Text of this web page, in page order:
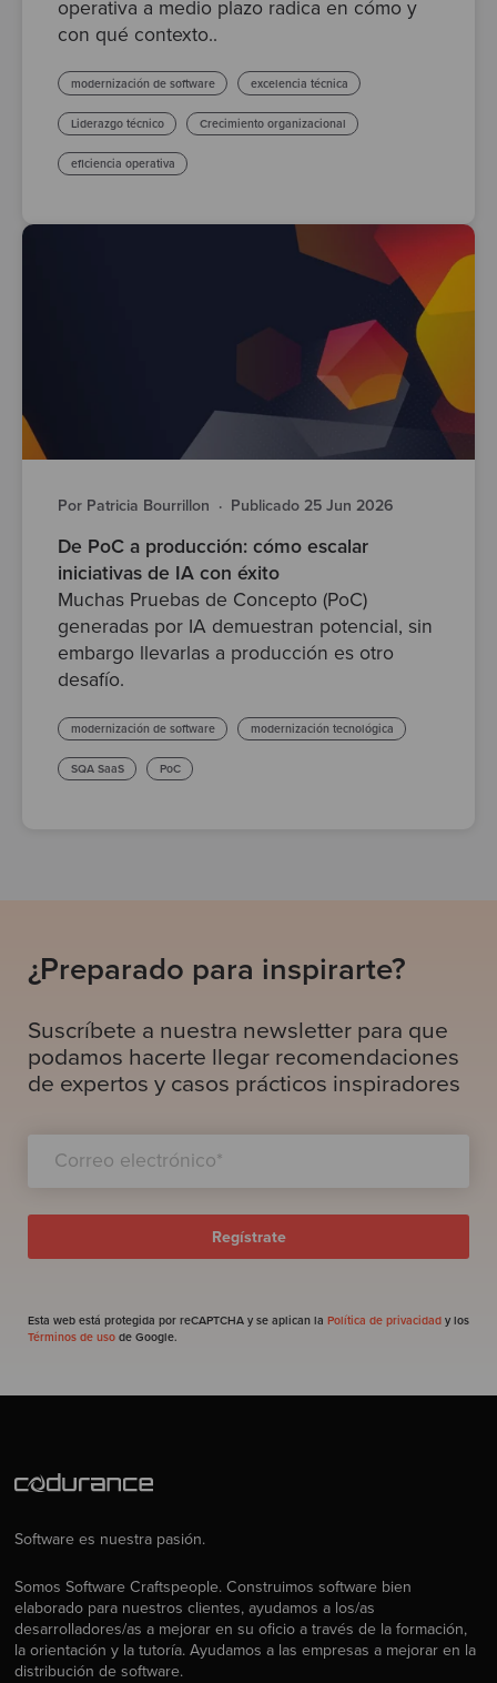
operativa a medio plazo radica en cómo y
con qué contexto..
modernización de software excelencia técnica
Liderazgo técnico Crecimiento organizacional
eficiencia operativa
Por Patricia Bourrillon · Publicado 25 Jun 2026
De PoC a producción: cómo escalar
iniciativas de IA con éxito
Muchas Pruebas de Concepto (PoC)
generadas por IA demuestran potencial, sin
embargo llevarlas a producción es otro
desafío.
modernización de software modernización tecnológica
SQA SaaS PoC
¿Preparado para inspirarte?
Suscríbete a nuestra newsletter para que
podamos hacerte llegar recomendaciones
de expertos y casos prácticos inspiradores
Esta web está protegida por reCAPTCHA y se aplican la Política de privacidad y los
Términos de uso de Google.
Software es nuestra pasión.
Somos Software Craftspeople. Construimos software bien
elaborado para nuestros clientes, ayudamos a los/as
desarrolladores/as a mejorar en su oficio a través de la formación,
la orientación y la tutoría. Ayudamos a las empresas a mejorar en la
distribución de software.